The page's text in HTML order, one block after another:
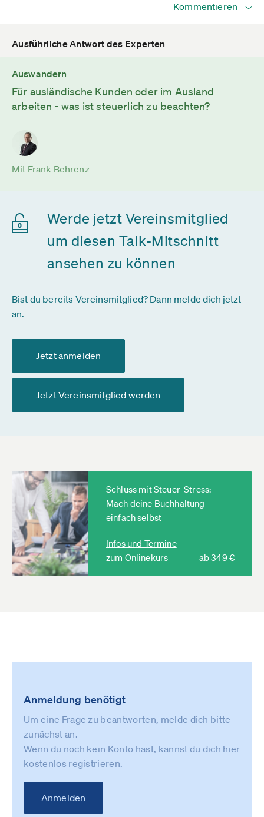
Kommentieren
Ausführliche Antwort des Experten
Auswandern
Für ausländische Kunden oder im Ausland
arbeiten - was ist steuerlich zu beachten?
Mit Frank Behrenz
Werde jetzt Vereinsmitglied
um diesen Talk-Mitschnitt
ansehen zu können
Bist du bereits Vereinsmitglied? Dann melde dich jetzt
an.
Jetzt anmelden
Jetzt Vereinsmitglied werden
Schluss mit Steuer-Stress:
Mach deine Buchhaltung
einfach selbst
Infos und Termine
zum Onlinekurs
ab 349 €
Anmeldung benötigt
Um eine Frage zu beantworten, melde dich bitte
zunächst an.
Wenn du noch kein Konto hast, kannst du dich hier
kostenlos registrieren.
Anmelden